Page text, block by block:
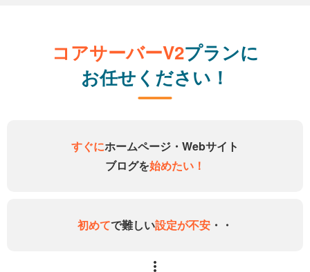
コアサーバーV2プランに
お任せください！
すぐにホームページ・Webサイト
ブログを始めたい！
初めてで難しい設定が不安 ・・